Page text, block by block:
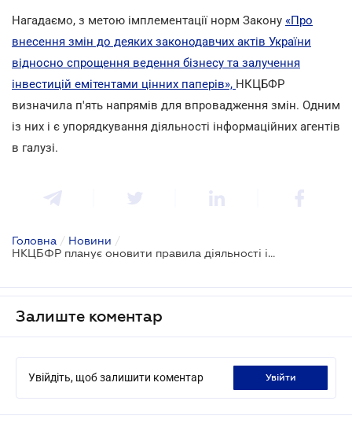
Нагадаємо, з метою імплементації норм Закону «Про
внесення змін до деяких законодавчих актів України
відносно спрощення ведення бізнесу та залучення
інвестицій емітентами цінних паперів», НКЦБФР
визначила п'ять напрямів для впровадження змін. Одним
із них і є упорядкування діяльності інформаційних агентів
в галузі.
Головна / Новини /
НКЦБФР планує оновити правила діяльності інформаційних агентів
Залиште коментар
Увійдіть, щоб залишити коментар увійти